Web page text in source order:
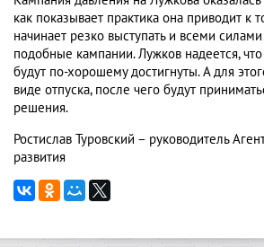
как показывает практика она приводит к
начинает резко выступать и всеми
подобные кампании. Лужков надеется,
будут по-хорошему достигнуты. А для
виде отпуска, после чего будут
решения.
Ростислав Туровский – руководитель
развития